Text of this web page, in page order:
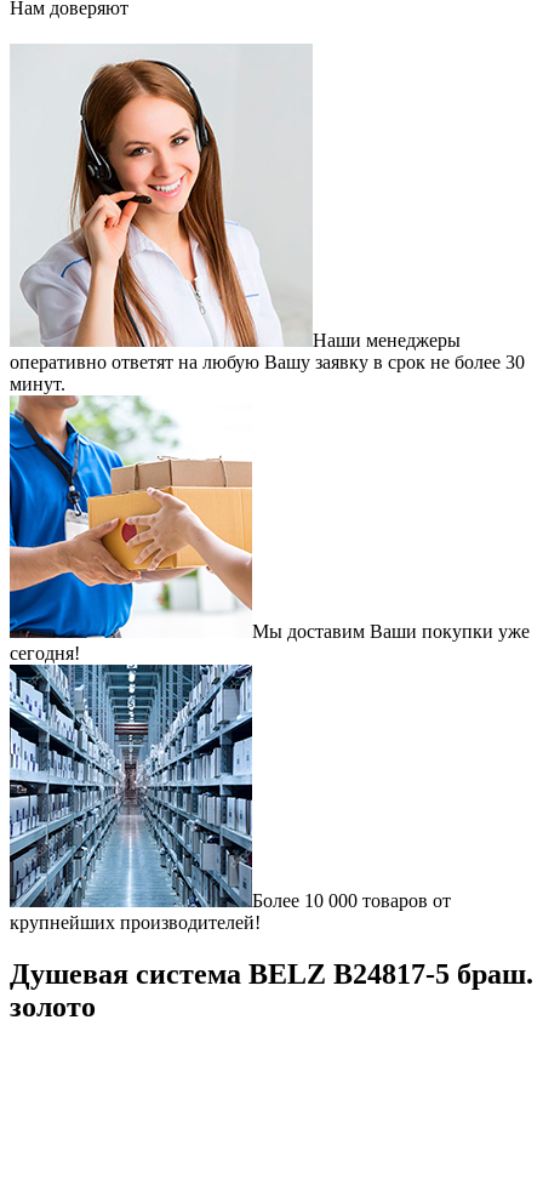
Нам доверяют
Наши менеджеры
оперативно ответят на любую Вашу заявку в срок не более 30
минут.
Мы доставим Ваши покупки уже
сегодня!
Более 10 000 товаров от
крупнейших производителей!
Душевая система BELZ B24817-5 браш.
золото